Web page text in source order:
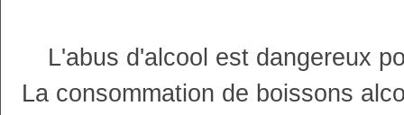
L'abus d'alcool est dangereux
La consommation de boissons